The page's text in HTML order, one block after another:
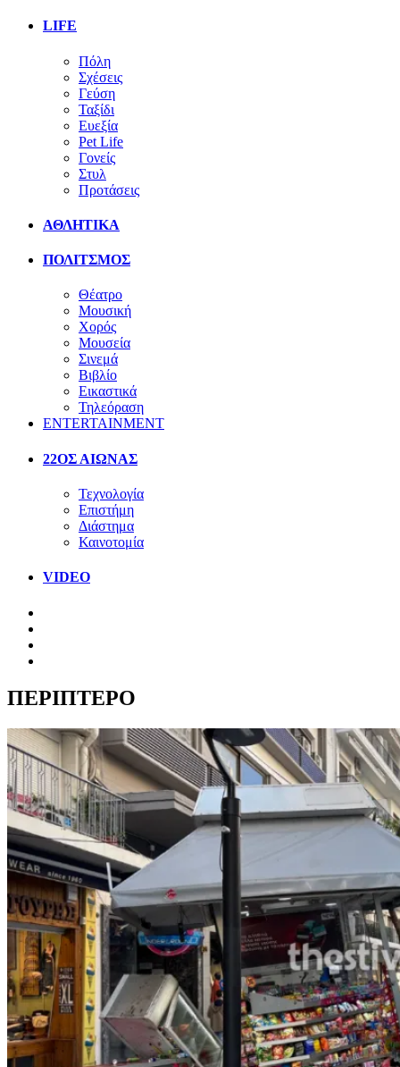
LIFE
Πόλη
Σχέσεις
Γεύση
Ταξίδι
Ευεξία
Pet Life
Γονείς
Στυλ
Προτάσεις
ΑΘΛΗΤΙΚΑ
ΠΟΛΙΤΣΜΟΣ
Θέατρο
Μουσική
Χορός
Μουσεία
Σινεμά
Βιβλίο
Εικαστικά
Τηλεόραση
ENTERTAINMENT
22ΟΣ ΑΙΩΝΑΣ
Τεχνολογία
Επιστήμη
Διάστημα
Καινοτομία
VIDEO
ΠΕΡΙΠΤΕΡΟ